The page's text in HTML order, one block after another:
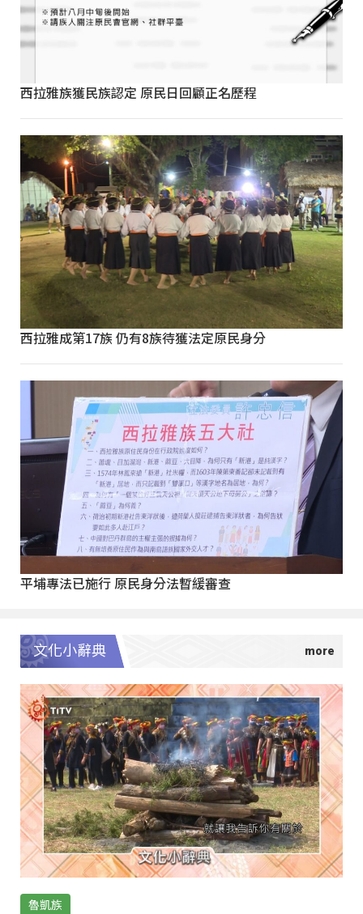
西拉雅族獲民族認定 原民日回顧正名歷程
西拉雅成第17族 仍有8族待獲法定原民身分
平埔專法已施行 原民身分法暫緩審查
文化小辭典
魯凱族